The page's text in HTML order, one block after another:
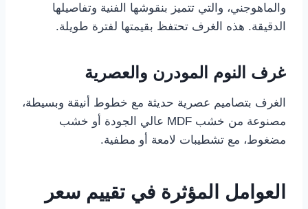
والماهوجني، والتي تتميز بنقوشها الفنية وتفاصيلها
الدقيقة. هذه الغرف تحتفظ بقيمتها لفترة طويلة.
غرف النوم المودرن والعصرية
الغرف بتصاميم عصرية حديثة مع خطوط أنيقة وبسيطة،
مصنوعة من خشب MDF عالي الجودة أو خشب
مضغوط، مع تشطيبات لامعة أو مطفية.
العوامل المؤثرة في تقييم سعر